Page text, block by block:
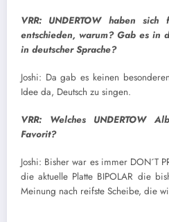
VRR: UNDERTOW haben
entschieden, warum? Gab es in
in deutscher Sprache?
Joshi: Da gab es keinen
Idee da, Deutsch zu singen.
VRR: Welches UNDERTOW
Favorit?
Joshi: Bisher war es immer DON´T
die aktuelle Platte BIPOLAR die
Meinung nach reifste Scheibe, die